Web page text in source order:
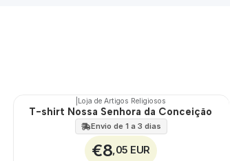
🇵🇹
Loja de Artigos Religiosos
T-shirt Nossa Senhora da Conceição
Envio de 1 a 3 dias
€8 ,05 EUR